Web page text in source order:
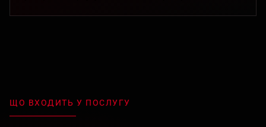
ЩО ВХОДИТЬ У ПОСЛУГУ